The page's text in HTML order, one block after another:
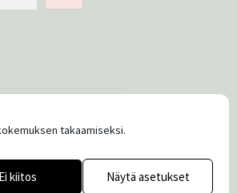
takaamiseksi.
Ei kiitos Näytä asetukset